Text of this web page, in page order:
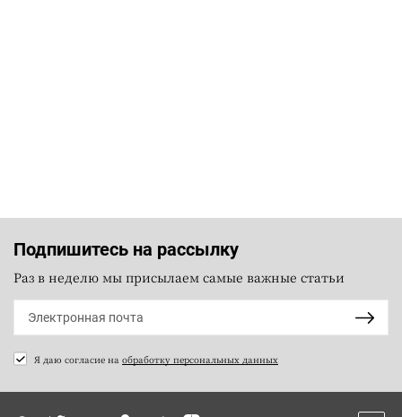
Подпишитесь на рассылку
Раз в неделю мы присылаем самые важные статьи
Я даю согласие на обработку персональных данных